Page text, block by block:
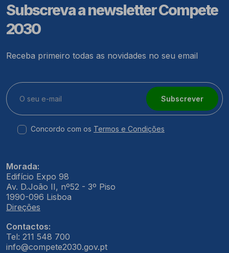
Subscreva a newsletter Compete
2030
Receba primeiro todas as novidades no seu email
Subscrever
Concordo com os Termos e Condições
Morada:
Edifício Expo 98
Av. D.João II, nº52 - 3º Piso
1990-096 Lisboa
Direções
Contactos:
Tel: 211 548 700
info@compete2030.gov.pt